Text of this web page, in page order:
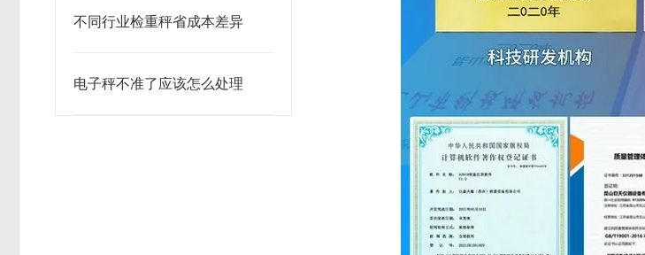
不同行业检重秤省成本差异
电子秤不准了应该怎么处理